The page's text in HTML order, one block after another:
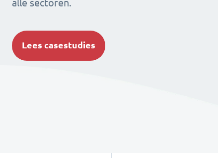
alle sectoren.
Lees casestudies